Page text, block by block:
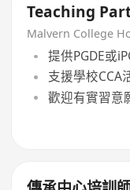
Teaching
Malvern College
提供PGDE或
支援學校CCA
歡迎有實習意